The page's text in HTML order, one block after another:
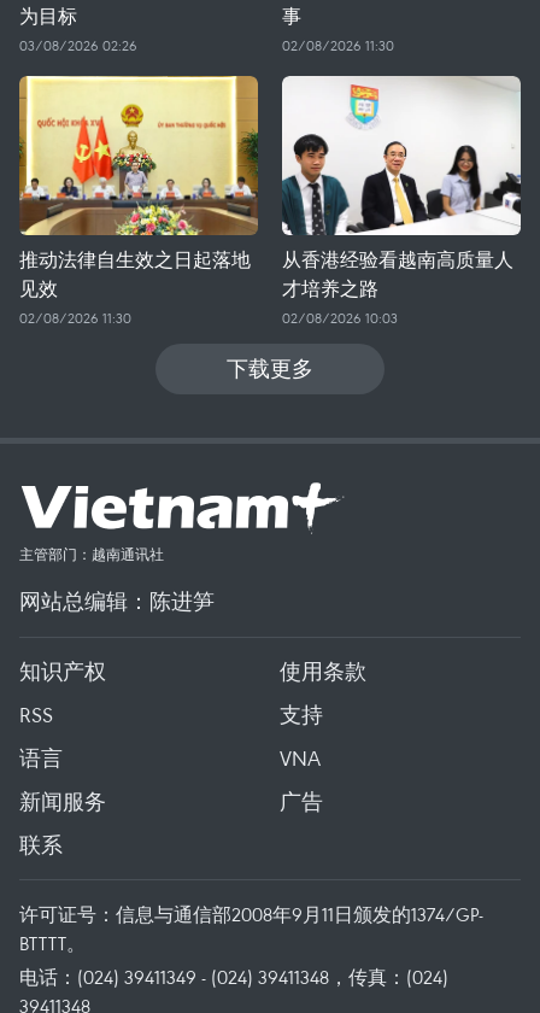
为目标
03/08/2026 02:26
事
02/08/2026 11:30
推动法律自生效之日起落地
见效
02/08/2026 11:30
从香港经验看越南高质量人
才培养之路
02/08/2026 10:03
下载更多
主管部门：越南通讯社
网站总编辑：陈进笋
知识产权
使用条款
RSS
支持
语言
VNA
新闻服务
广告
联系
许可证号：信息与通信部2008年9月11日颁发的1374/GP-
BTTTT。
电话：(024) 39411349 - (024) 39411348，传真：(024)
39411348